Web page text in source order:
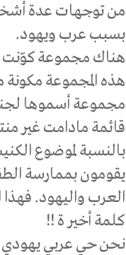
من توجهات عدة
بسبب عرب ويهود.
هناك مجموعة كوّنت
هذه المجموعة
مجموعة أسموها
قائمة مادامت غير
بالنسبة لموضوع
يقومون بممارسة
العرب واليهود.
كلمة أخير ة !!
نحن حي عربي يهودي